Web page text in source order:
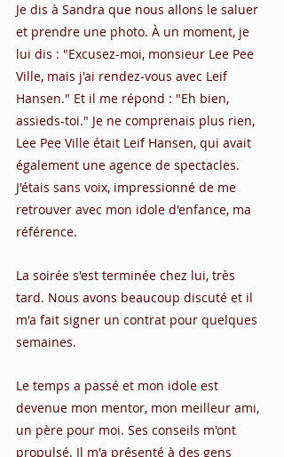
Je dis à Sandra que nous allons le saluer
et prendre une photo. À un moment, je
lui dis : "Excusez-moi, monsieur Lee Pee
Ville, mais j'ai rendez-vous avec Leif
Hansen." Et il me répond : "Eh bien,
assieds-toi." Je ne comprenais plus rien,
Lee Pee Ville était Leif Hansen, qui avait
également une agence de spectacles.
J'étais sans voix, impressionné de me
retrouver avec mon idole d'enfance, ma
référence.
La soirée s'est terminée chez lui, très
tard. Nous avons beaucoup discuté et il
m'a fait signer un contrat pour quelques
semaines.
Le temps a passé et mon idole est
devenue mon mentor, mon meilleur ami,
un père pour moi. Ses conseils m'ont
propulsé. Il m'a présenté à des gens